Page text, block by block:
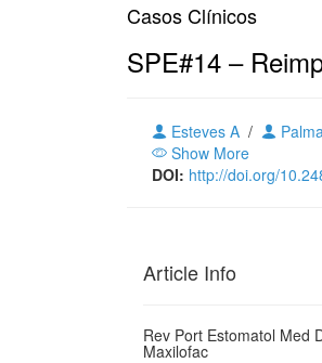
Casos Clínicos
SPE#14 –
Esteves A /
Show More
DOI: http://doi.org/
Article Info
Rev Port Estomatol Med
Maxilofac